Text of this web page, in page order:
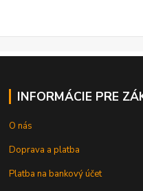
INFORMÁCIE PRE
O nás
Doprava a platba
Platba na bankový účet